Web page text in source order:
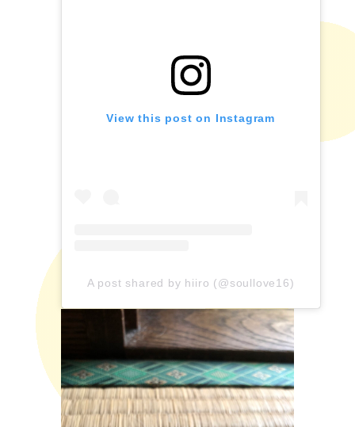
View this post on Instagram
A post shared by hiiro (@soullove16)